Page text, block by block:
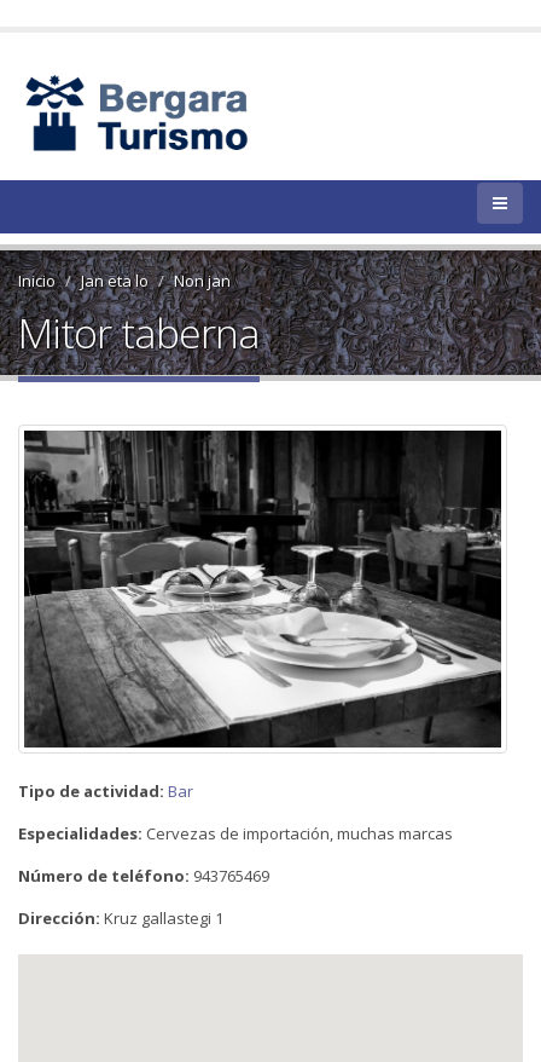
Inicio Jan eta lo Non jan
Mitor taberna
Tipo de actividad: Bar
Especialidades: Cervezas de importación, muchas marcas
Número de teléfono: 943765469
Dirección: Kruz gallastegi 1